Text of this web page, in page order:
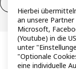
Hierbei
an unsere
Microsoft,
(Youtube) in die
unter
"Optionale
eine individuelle